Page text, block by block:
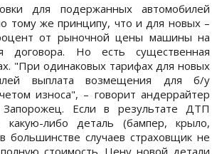
для подержанных автомобилей
тому же принципу, что и для новых –
от рыночной цены машины на
договора. Но есть существенная
"При одинаковых тарифах для новых
выплата возмещения для б/у
износа", – говорит андеррайтер
Если в результате ДТП
какую-либо деталь (бампер, крыло,
большинстве случаев страховщик не
стоимость. Цену новой детали